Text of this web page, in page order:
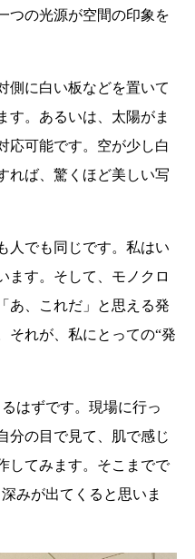
つの光源が空間の印象を
側に白い板などを置いて
す。あるいは、太陽がま
応可能です。空が少し白
れば、驚くほど美しい写
人でも同じです。私はい
ます。そして、モノクロ
あ、これだ」と思える発
それが、私にとっての“発
はずです。現場に行っ
分の目で見て、肌で感じ
してみます。そこまでで
みが出てくると思いま